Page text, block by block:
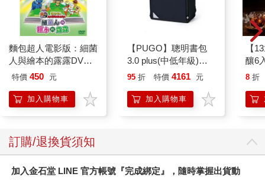
麵包超人電影版：細菌
人與繪本的露露DVD-
平裝版
特價 450 元
加入購物車
【PUGO】聰明書包
3.0 plus(中低年級)酷
黑 全新進化玩美上市
95 折 特價 4161 元
加入購物車
【
釀6
8 折
訂購/退換貨須知
加入金石堂 LINE 官方帳號『完成綁定』，隨時掌握出貨動